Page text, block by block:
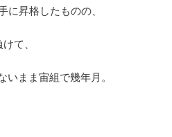
に昇格したものの、
て、
いまま宙組で幾年月。